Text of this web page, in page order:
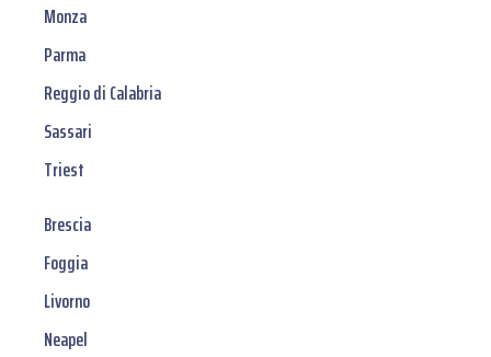
Monza
Parma
Reggio di Calabria
Sassari
Triest
Brescia
Foggia
Livorno
Neapel